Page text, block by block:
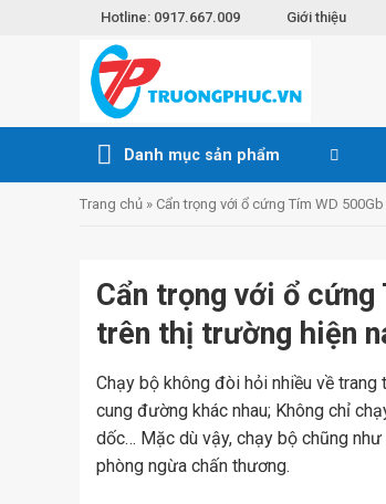
Hotline: 0917.667.009 Giới thiệu
Danh mục sản phẩm
Trang chủ » Cẩn trọng với ổ cứng Tím WD
Cẩn trọng với ổ
trên thị trường hiện
Chạy bộ không đòi hỏi nhiều về
cung đường khác nhau; Không chỉ
dốc… Mặc dù vậy, chạy bộ chũng
phòng ngừa chấn thương.